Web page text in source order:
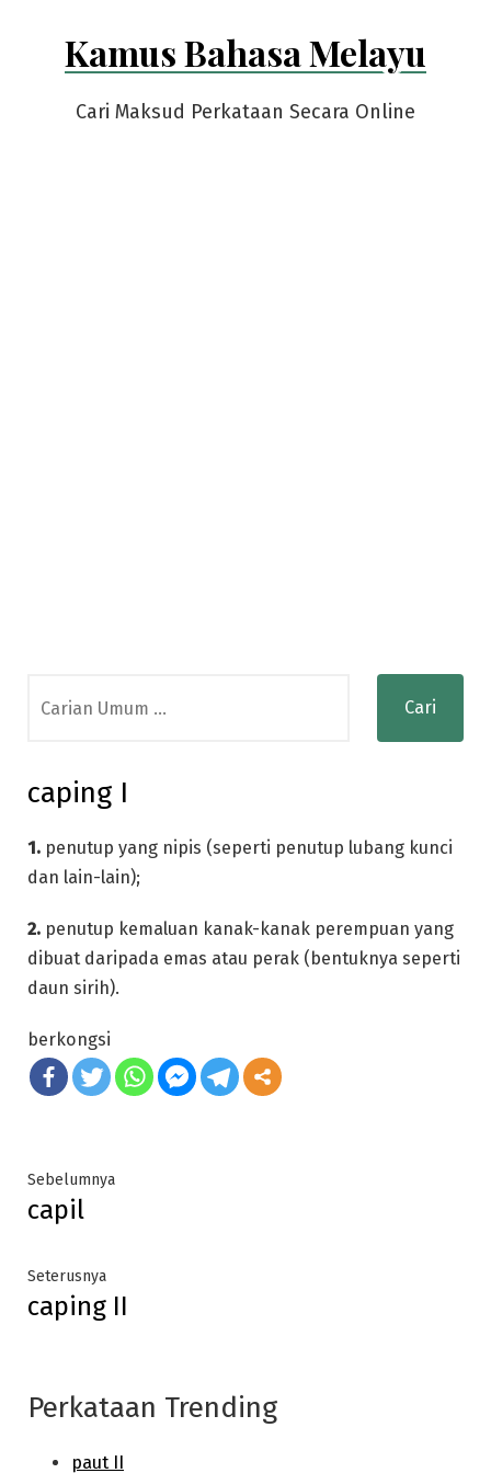
Kamus Bahasa Melayu
Cari Maksud Perkataan Secara Online
for:
caping I
1. penutup yang nipis (seperti penutup lubang kunci
dan lain-lain);
2. penutup kemaluan kanak-kanak perempuan yang
dibuat daripada emas atau perak (bentuknya seperti
daun sirih).
berkongsi
Post
navigation
SebelumnyaPrevious
capil
SeterusnyaNext
post:
caping II
Perkataan Trending